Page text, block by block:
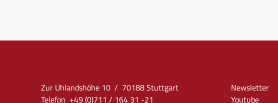
Zur Uhlandshöhe 10 / 70188 Stuttgart
Telefon +49 (0)711 / 164 31 -21
Newsletter
Youtube